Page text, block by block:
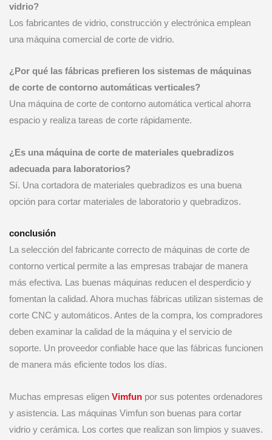
vidrio?
Los fabricantes de vidrio, construcción y electrónica emplean
una máquina comercial de corte de vidrio.
¿Por qué las fábricas prefieren los sistemas de máquinas
de corte de contorno automáticas verticales?
Una máquina de corte de contorno automática vertical ahorra
espacio y realiza tareas de corte rápidamente.
¿Es una máquina de corte de materiales quebradizos
adecuada para laboratorios?
Sí. Una cortadora de materiales quebradizos es una buena
opción para cortar materiales de laboratorio y quebradizos.
conclusión
La selección del fabricante correcto de máquinas de corte de
contorno vertical permite a las empresas trabajar de manera
más efectiva. Las buenas máquinas reducen el desperdicio y
fomentan la calidad. Ahora muchas fábricas utilizan sistemas de
corte CNC y automáticos. Antes de la compra, los compradores
deben examinar la calidad de la máquina y el servicio de
soporte. Un proveedor confiable hace que las fábricas funcionen
de manera más eficiente todos los días.
Muchas empresas eligen Vimfun por sus potentes ordenadores
y asistencia. Las máquinas Vimfun son buenas para cortar
vidrio y cerámica. Los cortes que realizan son limpios y suaves.